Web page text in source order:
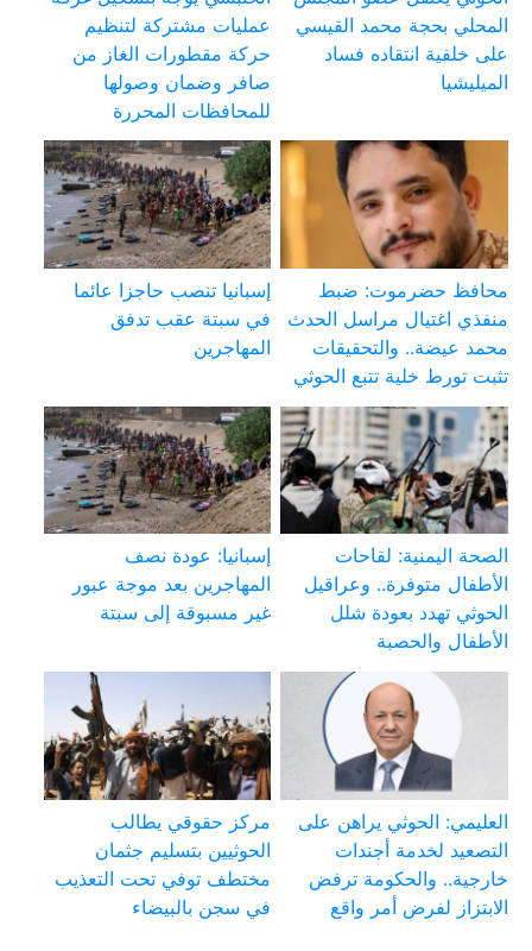
المحلي بحجة محمد القيسي
على خلفية انتقاده فساد
الميليشيا
عمليات مشتركة لتنظيم
حركة مقطورات الغاز من
صافر وضمان وصولها
للمحافظات المحررة
محافظ حضرموت: ضبط
منفذي اغتيال مراسل الحدث
محمد عيضة.. والتحقيقات
تثبت تورط خلية تتبع الحوثي
إسبانيا تنصب حاجزا عائما
في سبتة عقب تدفق
المهاجرين
الصحة اليمنية: لقاحات
الأطفال متوفرة.. وعراقيل
الحوثي تهدد بعودة شلل
الأطفال والحصبة
إسبانيا: عودة نصف
المهاجرين بعد موجة عبور
غير مسبوقة إلى سبتة
العليمي: الحوثي يراهن على
التصعيد لخدمة أجندات
خارجية.. والحكومة ترفض
الابتزاز لفرض أمر واقع
مركز حقوقي يطالب
الحوثيين بتسليم جثمان
مختطف توفي تحت التعذيب
في سجن بالبيضاء